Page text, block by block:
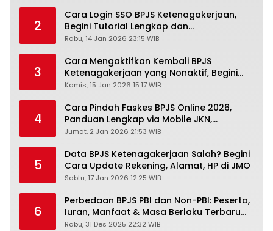
2
Cara Login SSO BPJS Ketenagakerjaan,
Begini Tutorial Lengkap dan
Pengertiannya
Rabu, 14 Jan 2026 23:15 WIB
3
Cara Mengaktifkan Kembali BPJS
Ketenagakerjaan yang Nonaktif, Begini
Panduan Lengkapnya
Kamis, 15 Jan 2026 15:17 WIB
4
Cara Pindah Faskes BPJS Online 2026,
Panduan Lengkap via Mobile JKN,
PANDAWA & Offiline Kantor Cabang
Jumat, 2 Jan 2026 21:53 WIB
5
Data BPJS Ketenagakerjaan Salah? Begini
Cara Update Rekening, Alamat, HP di JMO
Sabtu, 17 Jan 2026 12:25 WIB
6
Perbedaan BPJS PBI dan Non-PBI: Peserta,
Iuran, Manfaat & Masa Berlaku Terbaru
2026
Rabu, 31 Des 2025 22:32 WIB